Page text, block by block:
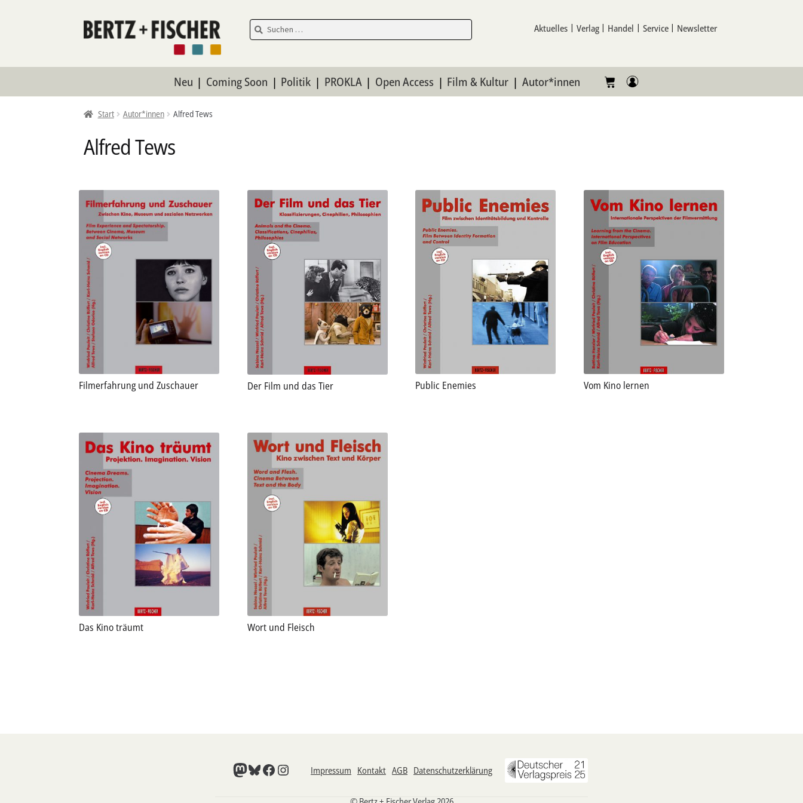
Zur
Navigation
Zum
Inhalt
Suchen
nach:
Suchen Aktuelles Verlag Handel Service Newsletter
Neu Coming Soon Politik PROKLA Open Access Film & Kultur Autor*innen
Start Autor*innen Alfred Tews
Alfred Tews
Filmerfahrung und Zuschauer Der Film und das Tier Public Enemies Vom Kino lernen
Das Kino träumt Wort und Fleisch
Mastodon
Bluesky
Facebook
Instagram
Impressum Kontakt AGB Datenschutzerklärung